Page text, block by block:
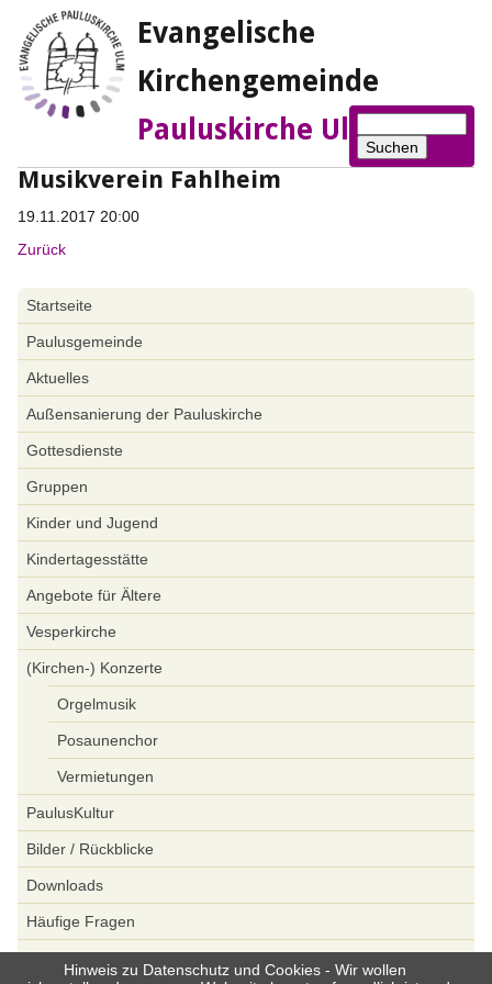
Evangelische
Kirchengemeinde
Pauluskirche Ulm
Suchen
Musikverein Fahlheim
19.11.2017 20:00
Zurück
überspringen
Startseite
Paulusgemeinde
Aktuelles
Außensanierung der Pauluskirche
Gottesdienste
Gruppen
Kinder und Jugend
Kindertagesstätte
Angebote für Ältere
Vesperkirche
(Kirchen-) Konzerte
Orgelmusik
Posaunenchor
Vermietungen
PaulusKultur
Bilder / Rückblicke
Downloads
Häufige Fragen
Spenden
Hinweis zu Datenschutz und Cookies - Wir wollen